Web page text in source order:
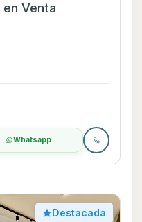
Whatsapp
Destacada